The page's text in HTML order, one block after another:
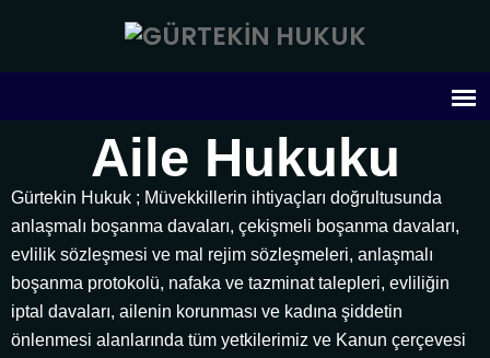
Aile Hukuku
Gürtekin Hukuk ; Müvekkillerin ihtiyaçları doğrultusunda
anlaşmalı boşanma davaları, çekişmeli boşanma davaları,
evlilik sözleşmesi ve mal rejim sözleşmeleri, anlaşmalı
boşanma protokolü, nafaka ve tazminat talepleri, evliliğin
iptal davaları, ailenin korunması ve kadına şiddetin
önlenmesi alanlarında tüm yetkilerimiz ve Kanun çerçevesi